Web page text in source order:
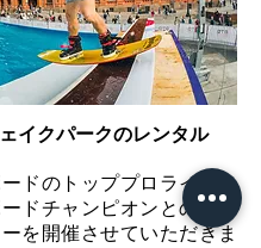
イクパークのレンタル
ドのトッププロライダー
ドチャンピオンとのユニ
を開催させていただきま